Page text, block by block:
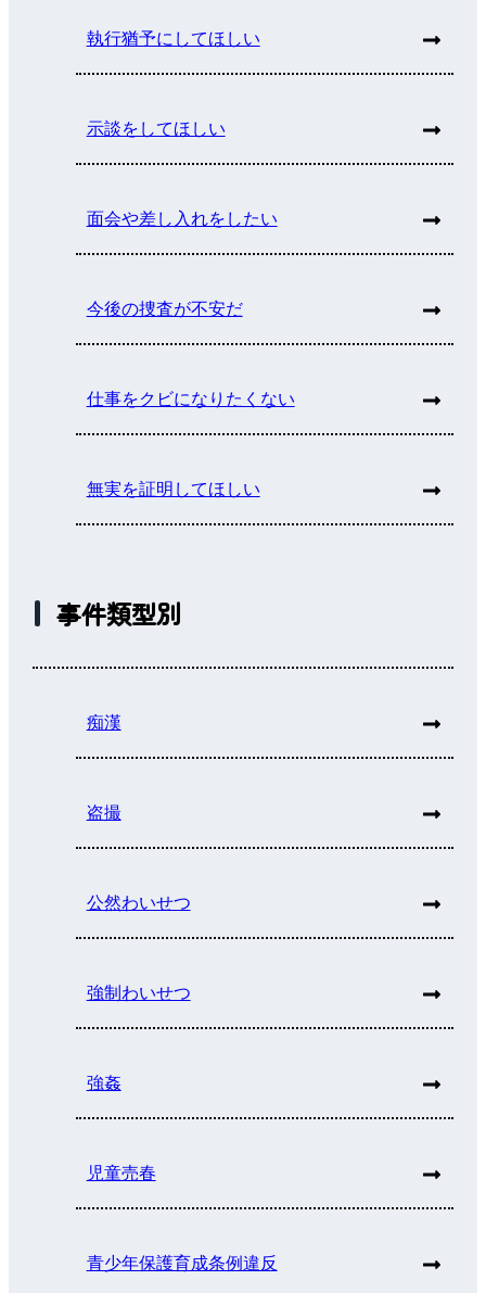
執行猶予にしてほしい
示談をしてほしい
面会や差し入れをしたい
今後の捜査が不安だ
仕事をクビになりたくない
無実を証明してほしい
事件類型別
痴漢
盗撮
公然わいせつ
強制わいせつ
強姦
児童売春
青少年保護育成条例違反